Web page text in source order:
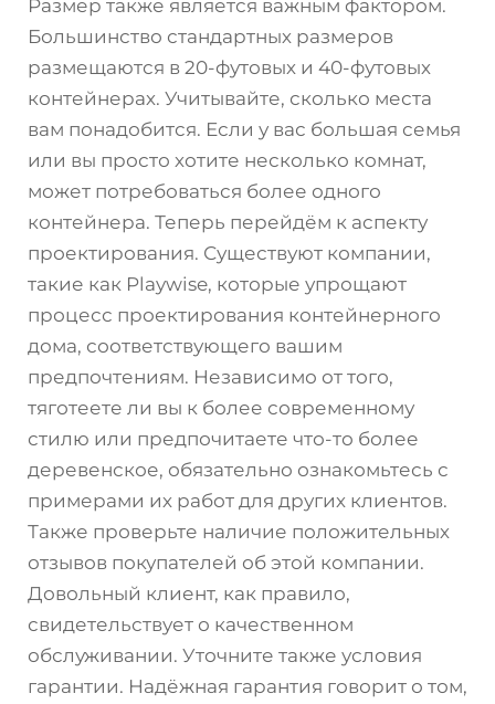
Размер также является важным фактором.
Большинство стандартных размеров
размещаются в 20-футовых и 40-футовых
контейнерах. Учитывайте, сколько места
вам понадобится. Если у вас большая семья
или вы просто хотите несколько комнат,
может потребоваться более одного
контейнера. Теперь перейдём к аспекту
проектирования. Существуют компании,
такие как Playwise, которые упрощают
процесс проектирования контейнерного
дома, соответствующего вашим
предпочтениям. Независимо от того,
тяготеете ли вы к более современному
стилю или предпочитаете что-то более
деревенское, обязательно ознакомьтесь с
примерами их работ для других клиентов.
Также проверьте наличие положительных
отзывов покупателей об этой компании.
Довольный клиент, как правило,
свидетельствует о качественном
обслуживании. Уточните также условия
гарантии. Надёжная гарантия говорит о том,